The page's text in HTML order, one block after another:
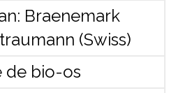
Braenemark
(Swiss)
de bio-os